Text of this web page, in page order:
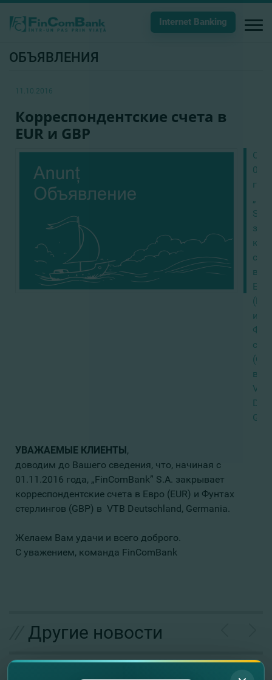
Internet Banking
ОБЪЯВЛЕНИЯ
11.10.2016
Корреспондентские счета в
EUR и GBP
С
S.A.
в
и
в
VTB
УВАЖАЕМЫЕ КЛИЕНТЫ,
доводим до Вашего сведения, что, начиная с
01.11.2016 года, „FinComBank” S.A. закрывает
корреспондентские счета в Евро (EUR) и Фунтах
стерлингов (GBP) в VTB Deutschland, Germania.
Желаем Вам удачи и всего доброго.
С уважением, команда FinComBank
Другие новости